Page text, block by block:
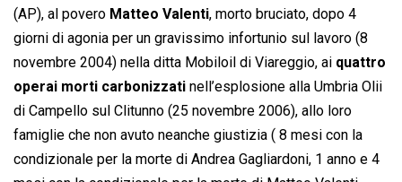
(AP), al povero Matteo Valenti, morto bruciato, dopo 4
giorni di agonia per un gravissimo infortunio sul lavoro (8
novembre 2004) nella ditta Mobiloil di Viareggio, ai quattro
operai morti carbonizzati nell’esplosione alla Umbria Olii
di Campello sul Clitunno (25 novembre 2006), allo loro
famiglie che non avuto neanche giustizia ( 8 mesi con la
condizionale per la morte di Andrea Gagliardoni, 1 anno e 4